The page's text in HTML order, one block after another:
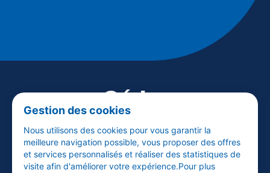
Céder
son centre
EN SAVOIR PLUS
Gestion des cookies
Nous utilisons des cookies pour vous garantir la
meilleure navigation possible, vous proposer des offres
et services personnalisés et réaliser des statistiques de
visite afin d'améliorer votre expérience.Pour plus